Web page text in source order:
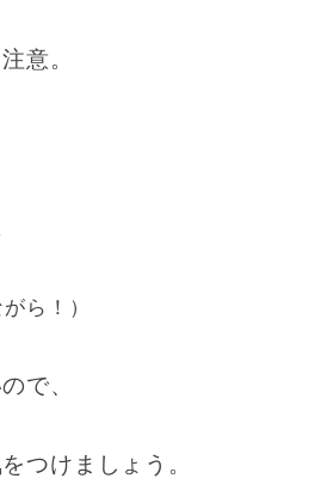
意。
ら！）
で、
つけましょう。